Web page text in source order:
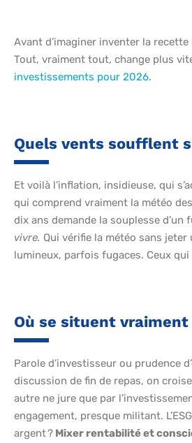
Avant d’imaginer inventer la
Tout, vraiment tout, change plus
investissements pour 2026.
Quels vents soufflent
Et voilà l’inflation, insidieuse, qui
qui comprend vraiment la météo
dix ans demande la souplesse d’un
vivre. Qui vérifie la météo sans jeter
lumineux, parfois fugaces. Ceux
Où se situent vraiment
Parole d’investisseur ou prudence
discussion de fin de repas, on
autre ne jure que par
engagement, presque militant.
argent ? Mixer rentabilité et